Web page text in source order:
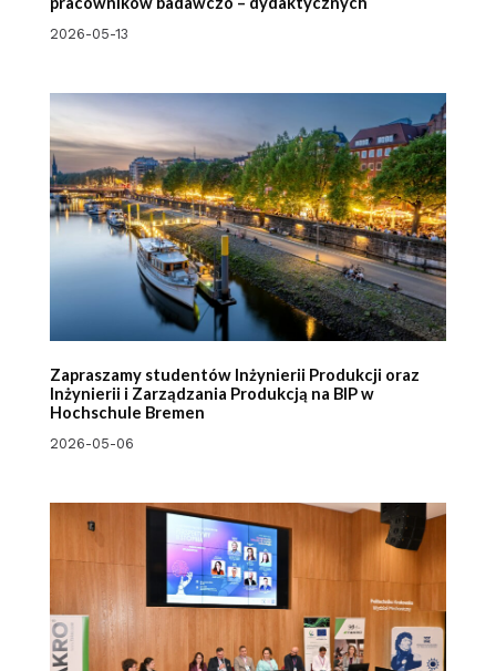
2026-05-13
Zapraszamy studentów Inżynierii Produkcji oraz
Inżynierii i Zarządzania Produkcją na BIP w
Hochschule Bremen
2026-05-06